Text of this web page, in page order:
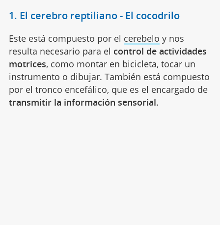
1. El cerebro reptiliano - El cocodrilo
Este está compuesto por el cerebelo y nos
resulta necesario para el control de actividades
motrices, como montar en bicicleta, tocar un
instrumento o dibujar. También está compuesto
por el tronco encefálico, que es el encargado de
transmitir la información sensorial.